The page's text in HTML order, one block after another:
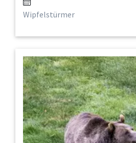
Wipfelstürmer